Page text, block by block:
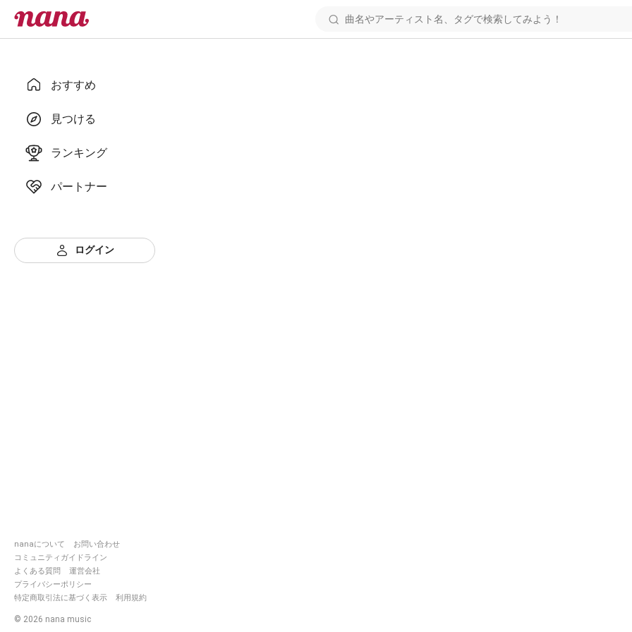
おすすめ
見つける
ランキング
パートナー
ログイン
nanaについて
お問い合わせ
コミュニティガイドライン
よくある質問
運営会社
プライバシーポリシー
特定商取引法に基づく表示
利用規約
© 2026 nana music